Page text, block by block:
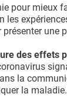
pour
les
présenter une
des effets
la
la maladie.